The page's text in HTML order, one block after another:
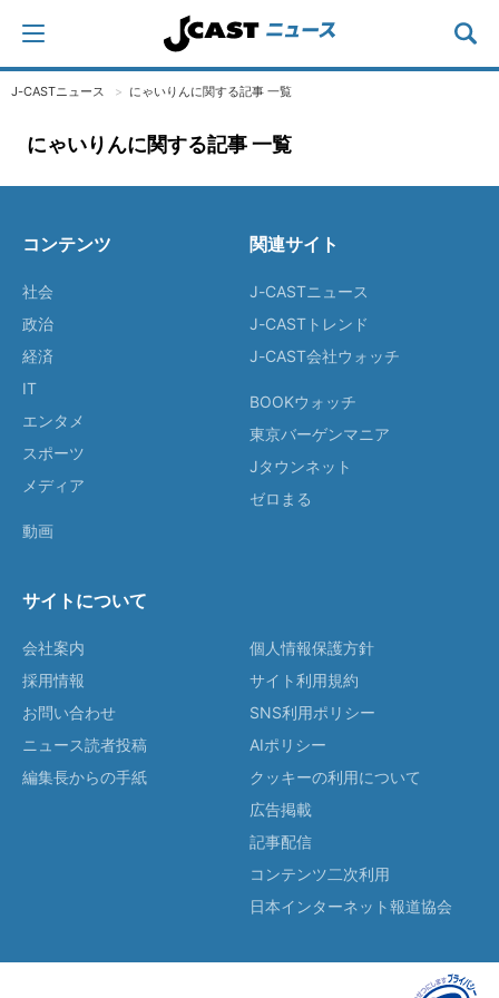
J-CASTニュース にゃいりんに関する記事 一覧
にゃいりんに関する記事 一覧
コンテンツ
社会
政治
経済
IT
エンタメ
スポーツ
メディア
動画
関連サイト
J-CASTニュース
J-CASTトレンド
J-CAST会社ウォッチ
BOOKウォッチ
東京バーゲンマニア
Jタウンネット
ゼロまる
サイトについて
会社案内
採用情報
お問い合わせ
ニュース読者投稿
編集長からの手紙
個人情報保護方針
サイト利用規約
SNS利用ポリシー
AIポリシー
クッキーの利用について
広告掲載
記事配信
コンテンツ二次利用
日本インターネット報道協会